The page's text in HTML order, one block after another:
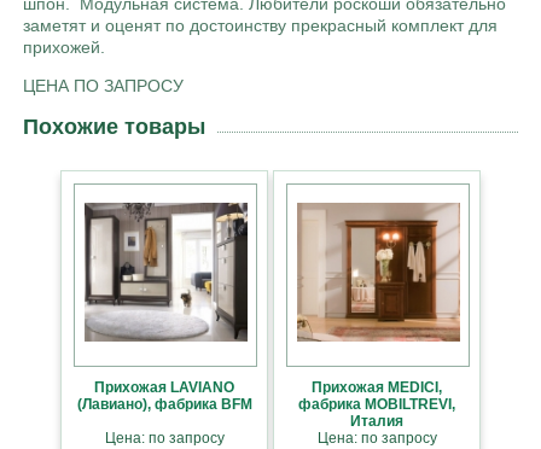
заметят и оценят по достоинству прекрасный комплект для
прихожей.
ЦЕНА ПО ЗАПРОСУ
Похожие товары
Прихожая LAVIANO
(Лавиано), фабрика BFM
Цена: по запросу
Прихожая MEDICI,
фабрика MOBILTREVI,
Италия
Цена: по запросу